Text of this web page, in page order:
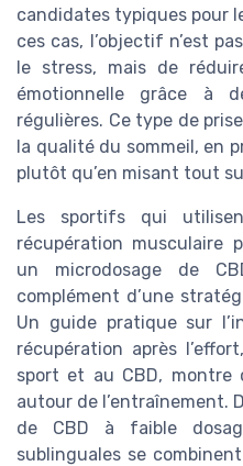
candidates typiques pour
ces cas, l’objectif n’est
le stress, mais de
émotionnelle grâce à
régulières. Ce type de
la qualité du sommeil, en
plutôt qu’en misant tout
Les sportifs qui
récupération musculaire
un microdosage de
complément d’une
Un guide pratique sur
récupération après
sport et au CBD, montre
autour de l’entraînement.
de CBD à faible
sublinguales se